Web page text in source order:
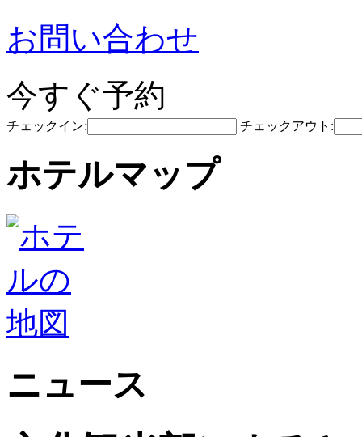
お問い合わせ
今すぐ予約
チェックイン: チェックアウト:
ホテルマップ
ニュース